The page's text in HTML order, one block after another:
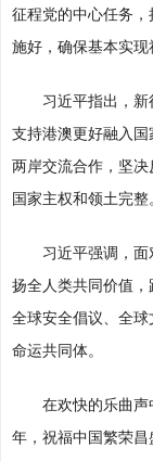
征程党的中心任务
施好，确保基本实现
习近平指出，新
支持港澳更好融入
两岸交流合作，坚
国家主权和领土完整
习近平强调，
扬全人类共同价值，
全球安全倡议、全
命运共同体。
在欢快的乐曲声
年，祝福中国繁荣